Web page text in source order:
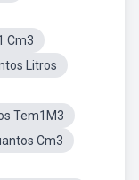
Cm3
Litros
Tem1M3
Cm3